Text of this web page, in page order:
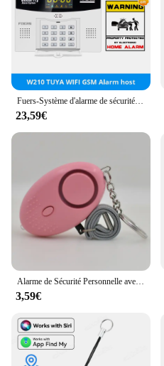
23,59€
Alarme de Sécurité Personnelle avec Lumières LED pour Homme, Femme et Enfant, 130db
3,59€